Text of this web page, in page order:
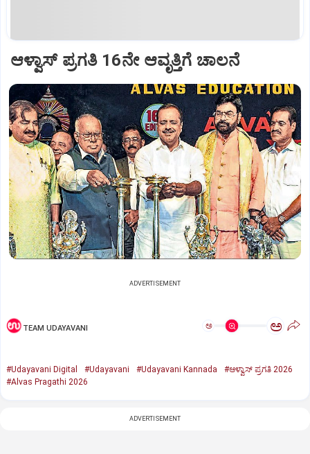
ಆಳ್ವಾಸ್‌ ಪ್ರಗತಿ 16ನೇ ಆವೃತ್ತಿಗೆ ಚಾಲನೆ
ADVERTISEMENT
TEAM UDAYAVANI ಅ ಅ
#Udayavani Digital #Udayavani #Udayavani Kannada
#ಆಳ್ವಾಸ್‌ ಪ್ರಗತಿ 2026
#Alvas Pragathi 2026
ADVERTISEMENT